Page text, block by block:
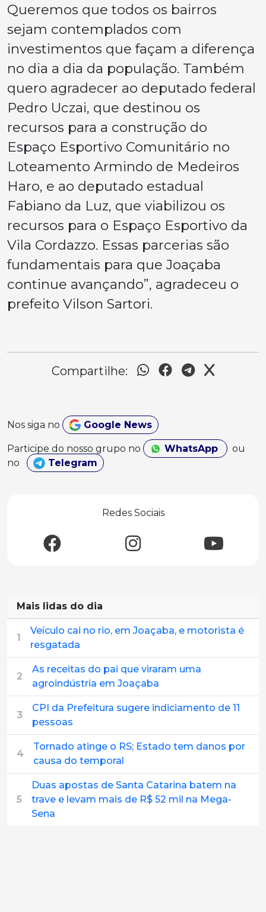
Queremos que todos os bairros
sejam contemplados com
investimentos que façam a diferença
no dia a dia da população. Também
quero agradecer ao deputado federal
Pedro Uczai, que destinou os
recursos para a construção do
Espaço Esportivo Comunitário no
Loteamento Armindo de Medeiros
Haro, e ao deputado estadual
Fabiano da Luz, que viabilizou os
recursos para o Espaço Esportivo da
Vila Cordazzo. Essas parcerias são
fundamentais para que Joaçaba
continue avançando”, agradeceu o
prefeito Vilson Sartori.
Compartilhe:
Nos siga no Google News
Participe do nosso grupo no WhatsApp
ou
no
Telegram
Redes Sociais
Mais lidas do dia
1
Veículo cai no rio, em Joaçaba, e motorista é
resgatada
2
As receitas do pai que viraram uma
agroindústria em Joaçaba
3
CPI da Prefeitura sugere indiciamento de 11
pessoas
4
Tornado atinge o RS; Estado tem danos por
causa do temporal
5
Duas apostas de Santa Catarina batem na
trave e levam mais de R$ 52 mil na Mega-
Sena